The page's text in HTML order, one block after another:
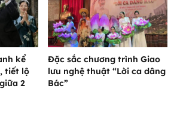
kể
tiết lộ
2
Đặc sắc chương trình Giao
lưu nghệ thuật “Lời ca dâng
Bác”